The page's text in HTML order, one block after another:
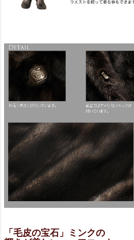
「毛皮の宝石」ミンクの